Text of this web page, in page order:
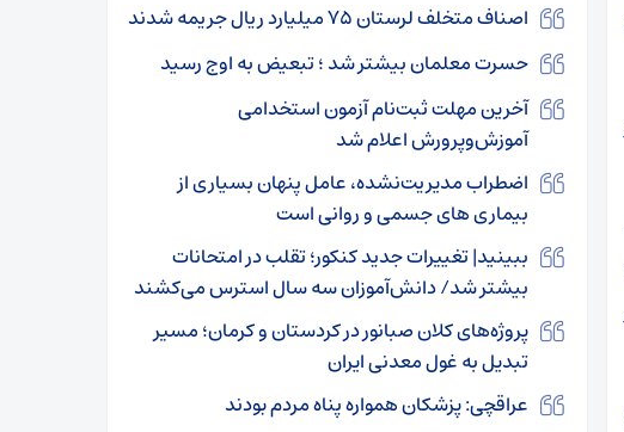
اصناف متخلف لرستان ۷۵ میلیارد ریال جریمه شدند
حسرت معلمان بیشتر شد ؛ تبعیض به اوج رسید
آخرین مهلت ثبت‌نام آزمون استخدامی
آموزش‌وپرورش اعلام شد
اضطراب مدیریت‌نشده، عامل پنهان بسیاری از
بیماری های جسمی و روانی است
ببینید| تغییرات جدید کنکور؛ تقلب در امتحانات
بیشتر شد/ دانش‌آموزان سه سال استرس می‌کشند
پروژه‌های کلان صبانور در کردستان و کرمان؛ مسیر
تبدیل به غول معدنی ایران
عراقچی: پزشکان همواره پناه مردم بودند